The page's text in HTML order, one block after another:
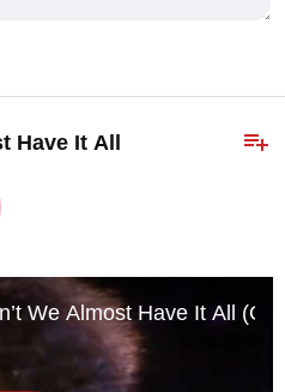
playlist_add
Have It All
We Almost Have It All